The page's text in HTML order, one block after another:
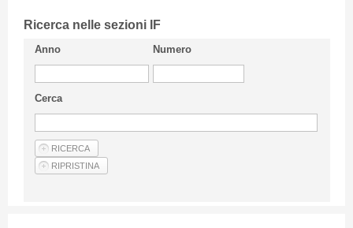
CIFI in breve
Linee Guida
Privacy Policy
Articoli
Ricerca nelle sezioni IF
Anno Numero
Cerca